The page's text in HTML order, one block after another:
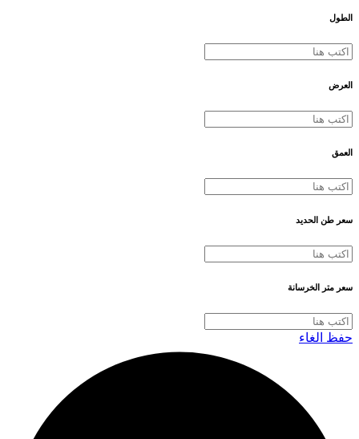
الطول
العرض
العمق
سعر طن الحديد
سعر متر الخرسانة
حفظ الغاء